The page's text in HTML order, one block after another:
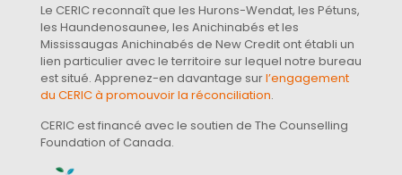
Le CERIC reconnaît que les Hurons-Wendat, les Pétuns,
les Haundenosaunee, les Anichinabés et les
Mississaugas Anichinabés de New Credit ont établi un
lien particulier avec le territoire sur lequel notre bureau
est situé. Apprenez-en davantage surl’engagement
du CERIC à promouvoir la réconciliation.
CERIC est financé avec le soutien de The Counselling
Foundation of Canada.